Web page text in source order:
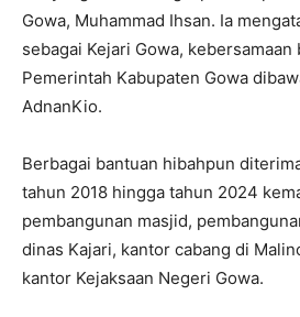
Gowa, Muhammad Ihsan. Ia
sebagai Kejari Gowa,
Pemerintah Kabupaten Gowa
AdnanKio.
Berbagai bantuan hibahpun
tahun 2018 hingga tahun 2024
pembangunan masjid,
dinas Kajari, kantor cabang di
kantor Kejaksaan Negeri Gowa.